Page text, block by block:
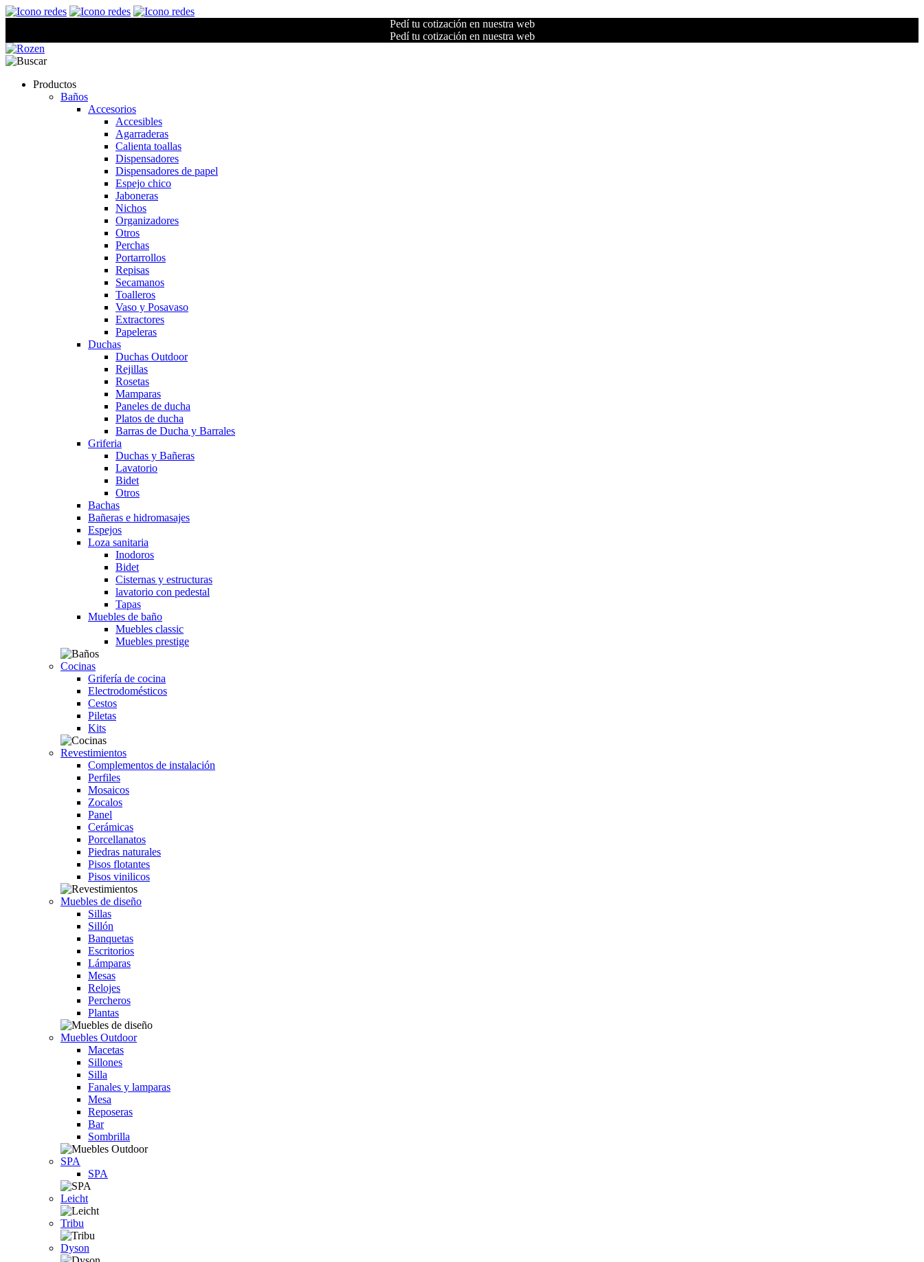
Pedí tu cotización en nuestra web
Pedí tu cotización en nuestra web
Productos
Baños
Accesorios
Accesibles
Agarraderas
Calienta toallas
Dispensadores
Dispensadores de papel
Espejo chico
Jaboneras
Nichos
Organizadores
Otros
Perchas
Portarrollos
Repisas
Secamanos
Toalleros
Vaso y Posavaso
Extractores
Papeleras
Duchas
Duchas Outdoor
Rejillas
Rosetas
Mamparas
Paneles de ducha
Platos de ducha
Barras de Ducha y Barrales
Griferia
Duchas y Bañeras
Lavatorio
Bidet
Otros
Bachas
Bañeras e hidromasajes
Espejos
Loza sanitaria
Inodoros
Bidet
Cisternas y estructuras
lavatorio con pedestal
Tapas
Muebles de baño
Muebles classic
Muebles prestige
Cocinas
Grifería de cocina
Electrodomésticos
Cestos
Piletas
Kits
Revestimientos
Complementos de instalación
Perfiles
Mosaicos
Zocalos
Panel
Cerámicas
Porcellanatos
Piedras naturales
Pisos flotantes
Pisos vinilicos
Muebles de diseño
Sillas
Sillón
Banquetas
Escritorios
Lámparas
Mesas
Relojes
Percheros
Plantas
Muebles Outdoor
Macetas
Sillones
Silla
Fanales y lamparas
Mesa
Reposeras
Bar
Sombrilla
SPA
SPA
Leicht
Tribu
Dyson